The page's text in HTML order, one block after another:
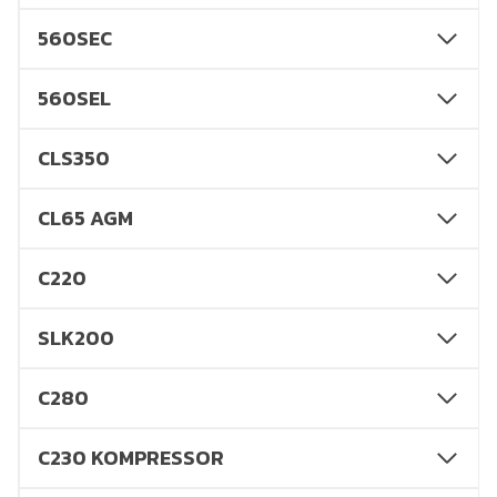
560SEC
560SEL
CLS350
CL65 AGM
C220
SLK200
C280
C230 KOMPRESSOR